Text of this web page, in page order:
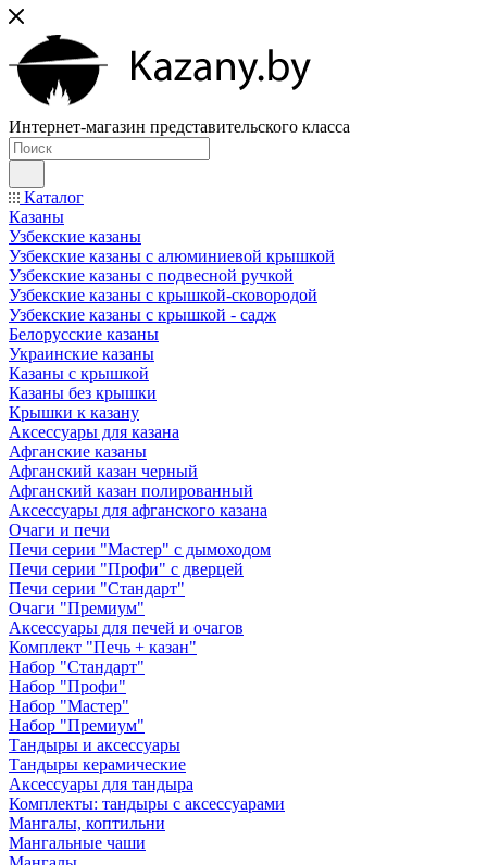
Интернет-магазин представительского класса
Каталог
Казаны
Узбекские казаны
Узбекские казаны с алюминиевой крышкой
Узбекские казаны с подвесной ручкой
Узбекские казаны с крышкой-сковородой
Узбекские казаны с крышкой - садж
Белорусские казаны
Украинские казаны
Казаны с крышкой
Казаны без крышки
Крышки к казану
Аксессуары для казана
Афганские казаны
Афганский казан черный
Афганский казан полированный
Аксессуары для афганского казана
Очаги и печи
Печи серии "Мастер" с дымоходом
Печи серии "Профи" с дверцей
Печи серии "Стандарт"
Очаги "Премиум"
Аксессуары для печей и очагов
Комплект "Печь + казан"
Набор "Стандарт"
Набор "Профи"
Набор "Мастер"
Набор "Премиум"
Тандыры и аксессуары
Тандыры керамические
Аксессуары для тандыра
Комплекты: тандыры с аксессуарами
Мангалы, коптильни
Мангальные чаши